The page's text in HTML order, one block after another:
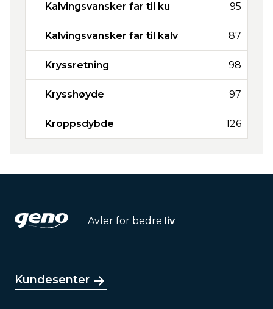
Kalvingsvansker far til ku 95
Kalvingsvansker far til kalv 87
Kryssretning 98
Krysshøyde 97
Kroppsdybde 126
Avler for bedre liv
Kundesenter